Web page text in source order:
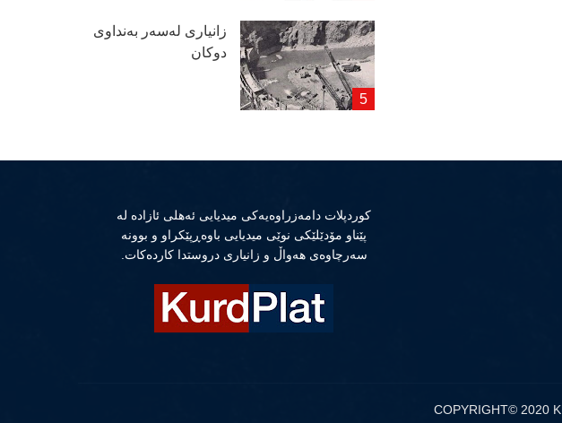
زانیاری لەسەر بەنداوی
دوكان
كوردپلات دامەزراوەیەكی میدیایی ئەهلی ئازادە لە
پێناو مۆدێلێكی نوێی میدیایی باوەڕپێكراو و بوونە
سەرچاوەی هەواڵ و زانیاری دروستدا كاردەكات.
COPYRIGHT© 2020